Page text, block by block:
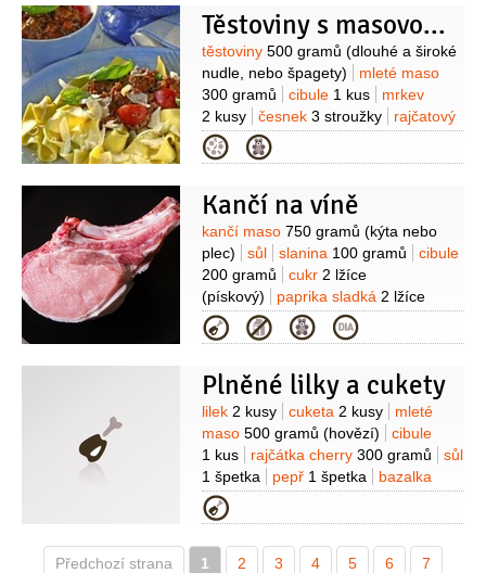
200 gramů
vejce 2 kusy
mouka
pšeničná hladká
100 gramů
Na
omáčku:
majonéza
2 decilitry
smetana zakysaná
1,5 decilitru
paprika červená
1 kus
cibulka jarní1 kus
hořčice
ostrá
1 lžíce
(strouhaná)
cukr1 špetka
Těstoviny s masovou omáčkou
Suroviny
těstoviny 500 gramů (dlouhé a široké
nudle, nebo špagety)
mleté maso
300 gramů
cibule 1 kus
mrkev
2 kusy
česnek 3 stroužky
rajčatový
protlak1 konzerva
sterilovaná1 konzerva
(mletá)
oregano1 lžička
Kategorie
Kančí na víně
Suroviny
kančí maso 750 gramů (kýta nebo
plec)
sůl slanina 100 gramů
cibule
200 gramů
cukr 2 lžíce
(pískový)
paprika sladká 2 lžíce
(mletá)
bobkový list1 list
koření(několik kuliček) kmín(mletý)
Kategorie
Plněné lilky a cukety
Suroviny
lilek 2 kusy cuketa 2 kusy
mleté
maso 500 gramů (hovězí)
cibule
1 kus
rajčátka cherry 300 gramů
sůl
1 špetka
pepř 1 špetka
bazalka
1 hrst
Kategorie
Předchozí strana 1 2 3 4 5 6 7